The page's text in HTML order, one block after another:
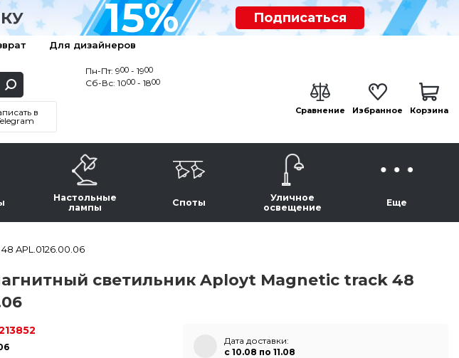
15% Подписаться
Для дизайнеров
в
Пн-Пт: 900 - 1900
Сб-Вс: 1000 - 1800
Сравнение Избранное Корзина
Настольные
лампы
Споты
Уличное
освещение
Еще
APL.0126.00.06
светильник Aployt Magnetic track 48
Дата доставки:
с 10.08 по 11.08